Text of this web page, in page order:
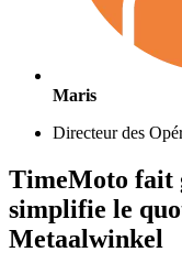
Maris
Directeur des
TimeMoto fait
simplifie le
Metaalwinkel